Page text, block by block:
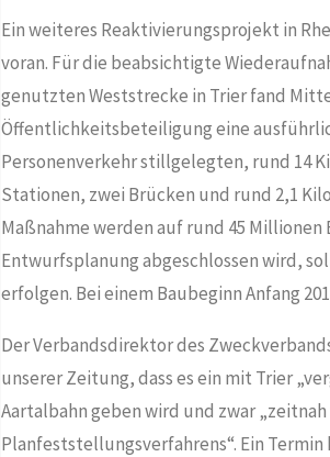
Ein weiteres Reaktivierungsprojekt in
voran. Für die beabsichtigte
genutzten Weststrecke in Trier fand
Öffentlichkeitsbeteiligung eine
Personenverkehr stillgelegten, rund 14
Stationen, zwei Brücken und rund 2,1
Maßnahme werden auf rund 45 Millionen
Entwurfsplanung abgeschlossen wird,
erfolgen. Bei einem Baubeginn Anfang
Der Verbandsdirektor des
unserer Zeitung, dass es ein mit Trier
Aartalbahn geben wird und zwar
Planfeststellungsverfahrens“. Ein